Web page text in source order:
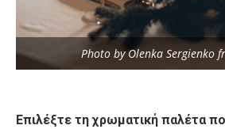
Photo by Olenka Sergienko
Επιλέξτε τη χρωματική παλέτα